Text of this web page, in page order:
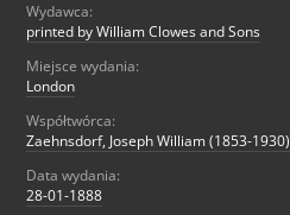
Wydawca:
printed by William Clowes and Sons
Miejsce wydania:
London
Współtwórca:
Zaehnsdorf, Joseph William (1853-1930)
Data wydania:
28-01-1888